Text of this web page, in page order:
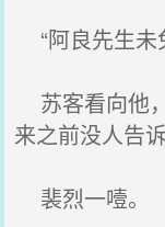
“阿良先生未
苏客看向他
来之前没人告
裴烈一噎。